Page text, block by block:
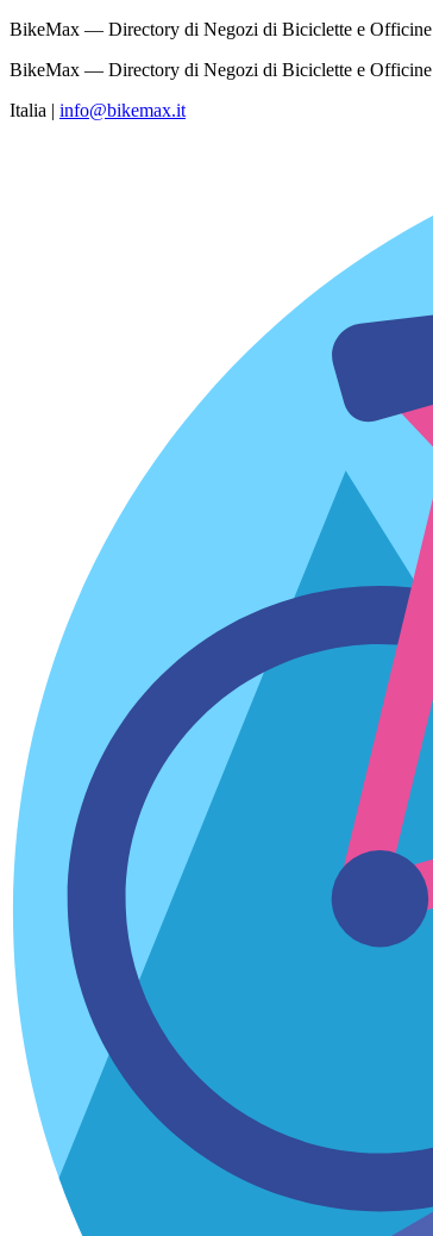
BikeMax — Directory di Negozi di Biciclette e Officine
BikeMax — Directory di Negozi di Biciclette e Officine
Italia | info@bikemax.it